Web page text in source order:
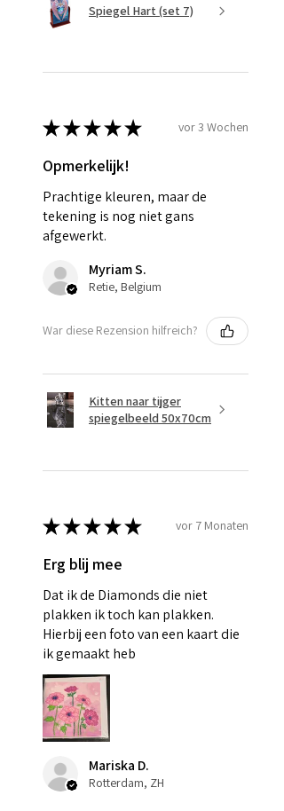
Spiegel Hart (set 7)
★★★★★ vor 3 Wochen
Opmerkelijk!
Prachtige kleuren, maar de
tekening is nog niet gans
afgewerkt.
Myriam S.
Retie, Belgium
War diese Rezension hilfreich?
Kitten naar tijger
spiegelbeeld 50x70cm
★★★★★ vor 7 Monaten
Erg blij mee
Dat ik de Diamonds die niet
plakken ik toch kan plakken.
Hierbij een foto van een kaart die
ik gemaakt heb
Mariska D.
Rotterdam, ZH